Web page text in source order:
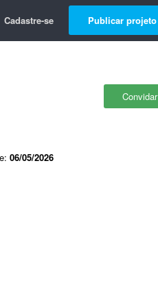
Cadastre-se Publicar projeto
Convidar
06/05/2026